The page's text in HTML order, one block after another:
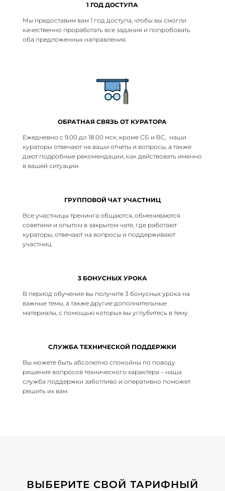
1 ГОД ДОСТУПА
Мы предоставим вам 1 год доступа, чтобы вы смогли
качественно проработать все задания и попробовать
оба предложенных направления.
ОБРАТНАЯ СВЯЗЬ ОТ КУРАТОРА
Ежедневно с 9.00 до 18.00 мск, кроме СБ и ВС, наши
кураторы отвечают на ваши отчеты и вопросы, а также
дают подробные рекомендации, как действовать именно
в вашей ситуации.
ГРУППОВОЙ ЧАТ УЧАСТНИЦ
Все участницы тренинга общаются, обмениваются
советами и опытом в закрытом чате, где работают
кураторы, отвечают на вопросы и поддерживают
участниц.
3 БОНУСНЫХ УРОКА
В период обучения вы получите 3 бонусных урока на
важные темы, а также другие дополнительные
материалы, с помощью которых вы углубитесь в тему.
СЛУЖБА ТЕХНИЧЕСКОЙ ПОДДЕРЖКИ
Вы можете быть абсолютно спокойны по поводу
решения вопросов технического характера – наша
служба поддержки заботливо и оперативно поможет
решить их вам.
ВЫБЕРИТЕ СВОЙ ТАРИФНЫЙ